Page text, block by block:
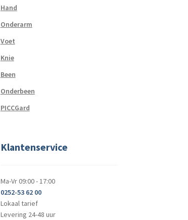
Hand
Onderarm
Voet
Knie
Been
Onderbeen
PICCGard
Klantenservice
Ma-Vr 09:00 - 17:00
0252-53 62 00
Lokaal tarief
Levering 24-48 uur